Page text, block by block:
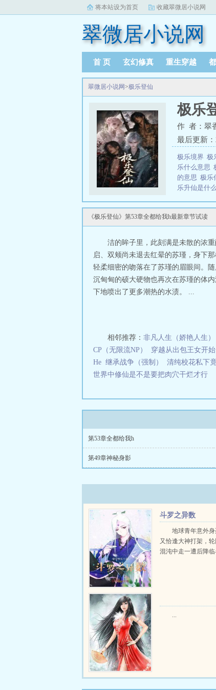
将本站设为首页 收藏翠微居小说网
翠微居小说网
首 页 玄幻修真 重生穿越
翠微居小说网>极乐登仙
极乐
作 者：翠
最后更新
极乐境界 极
乐什么意思
的意思 极乐
乐升仙是什
瑾极乐登
世界图片极
读。
三秒记住本
《极乐登仙》第53章全都给我h最新章节试读
洁的眸子里，此刻满是未散的浓
启、双颊尚未退去红晕的苏瑾，身下
轻柔细密的吻落在了苏瑾的眉眼间。
沉甸甸的硕大硬物也再次在苏瑾的体
下地喷出了更多潮热的水渍。 ...
相邻推荐： 非凡人生（娇艳人生）
CP（无限流NP）
穿越从出包王女开始
He 继承战争（强制） 清纯校花私下
世界中修仙是不是要把肉穴干烂才行
第53章全都给我h
第49章神秘身影
斗罗之异数
地球青年意外
又恰逢大神打架，
混沌中走一遭后降
...